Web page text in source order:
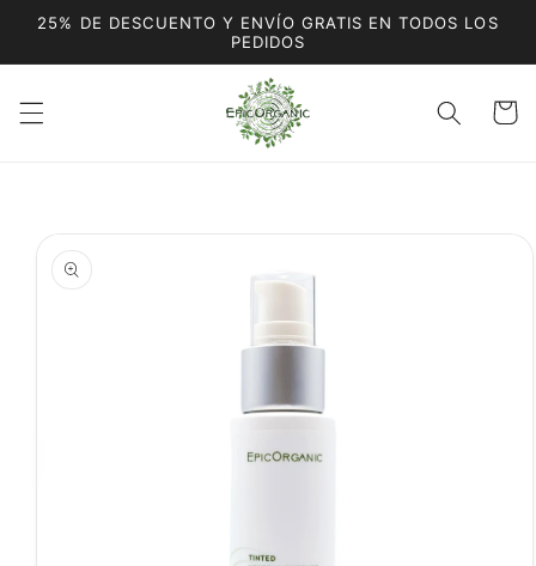
directamente
25% DE DESCUENTO Y ENVÍO GRATIS EN TODOS LOS
PEDIDOS
Carrito
información